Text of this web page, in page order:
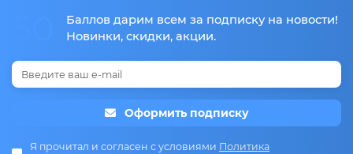
Баллов дарим всем за подписку на новости!
Новинки, скидки, акции.
Оформить подписку
Я прочитал и согласен с условиями Политика